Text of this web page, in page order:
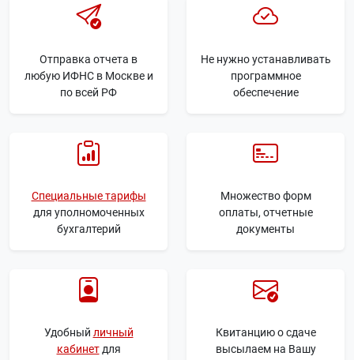
Отправка отчета в
любую ИФНС в Москве и
по всей РФ
Не нужно устанавливать
программное
обеспечение
Специальные тарифы
для уполномоченных
бухгалтерий
Множество форм
оплаты, отчетные
документы
Удобный личный
кабинетдля
Квитанцию о сдаче
высылаем на Вашу